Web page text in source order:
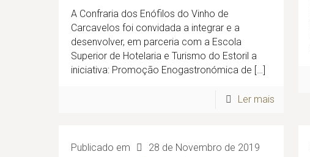
A Confraria dos Enófilos do Vinho de
Carcavelos foi convidada a integrar e a
desenvolver, em parceria com a Escola
Superior de Hotelaria e Turismo do Estoril a
iniciativa: Promoção Enogastronómica de […]
Ler mais
Publicado em 28 de Novembro de 2019